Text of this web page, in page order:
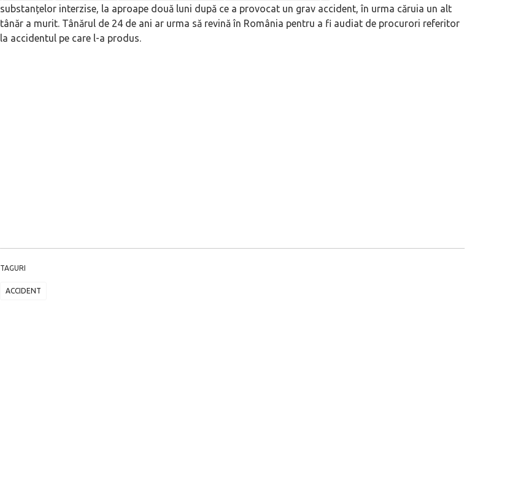
substanțelor interzise, la aproape două luni după ce a provocat un grav accident, în urma căruia un alt
tânăr a murit. Tânărul de 24 de ani ar urma să revină în România pentru a fi audiat de procurori referitor
la accidentul pe care l-a produs.
TAGURI
ACCIDENT